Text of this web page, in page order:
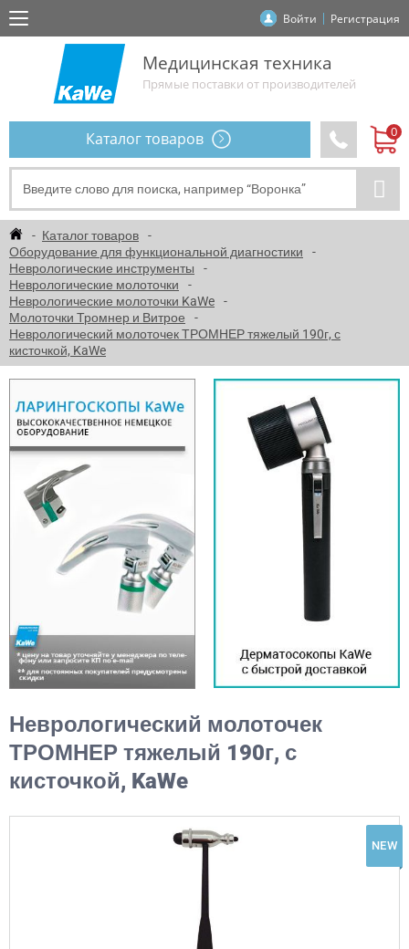
Войти Регистрация
Медицинская техника
Прямые поставки от производителей
Каталог товаров
Каталог товаров
Оборудование для функциональной диагностики
Неврологические инструменты
Неврологические молоточки
Неврологические молоточки KaWe
Молоточки Тромнер и Витрое
Неврологический молоточек ТРОМНЕР тяжелый 190г, с
кисточкой, KaWe
Неврологический молоточек
ТРОМНЕР тяжелый 190г, с
кисточкой, KaWe
NEW